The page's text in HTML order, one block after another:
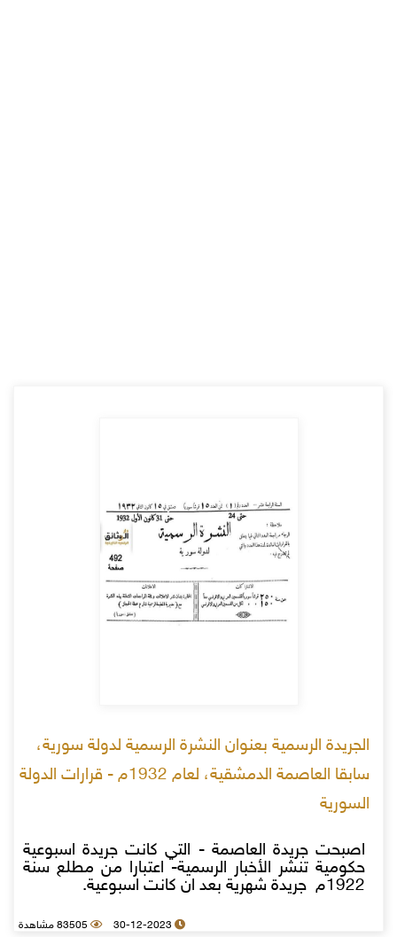
الجريدة الرسمية بعنوان النشرة الرسمية لدولة سورية،
سابقا العاصمة الدمشقية، لعام 1932م - قرارات الدولة
السورية
اصبحت جريدة العاصمة - التي كانت جريدة اسبوعية
حكومية تنشر الأخبار الرسمية- اعتبارا من مطلع سنة
1922م جريدة شهرية بعد ان كانت اسبوعية.
30-12-2023 83505 مشاهدة